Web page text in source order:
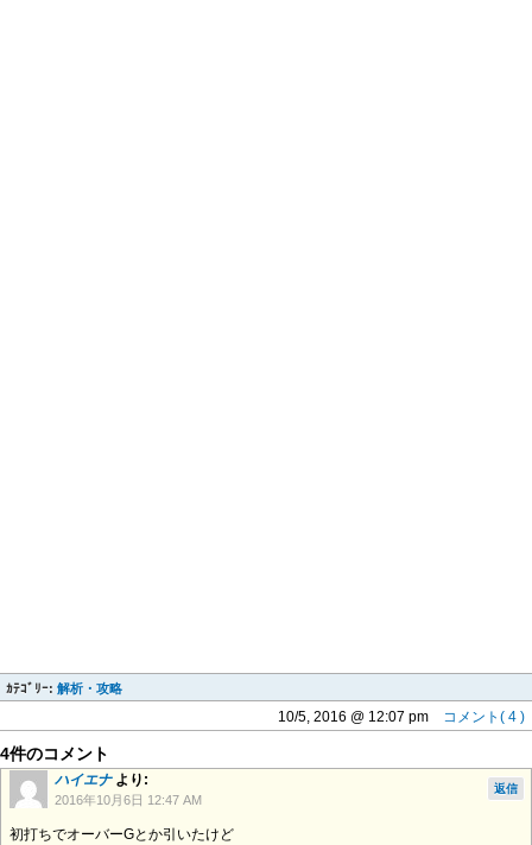
ｶﾃｺﾞﾘｰ: 解析・攻略
10/5, 2016 @ 12:07 pm コメント( 4 )
4件のコメント
ハイエナ より:
2016年10月6日 12:47 AM
初打ちでオーバーGとか引いたけど
返信